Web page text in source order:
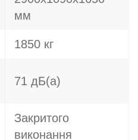
мм
1850 кг
71 дБ(а)
Закритого
виконання